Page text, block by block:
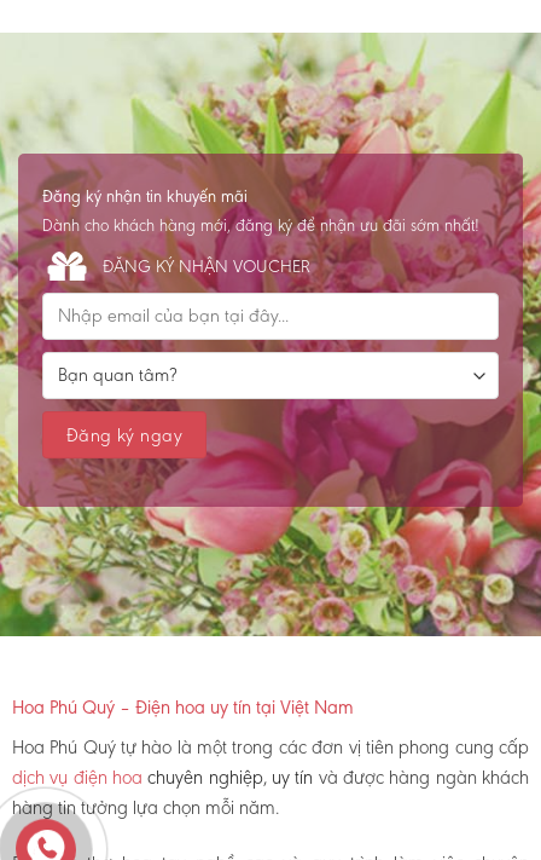
Đăng ký nhận tin khuyến mãi
Dành cho khách hàng mới, đăng ký để nhận ưu đãi sớm nhất!
ĐĂNG KÝ NHẬN VOUCHER
Hoa Phú Quý – Điện hoa uy tín tại Việt Nam
Hoa Phú Quý tự hào là một trong các đơn vị tiên phong cung cấp
dịch vụ điện hoachuyên nghiệp, uy tín và được hàng ngàn khách
hàng tin tưởng lựa chọn mỗi năm.